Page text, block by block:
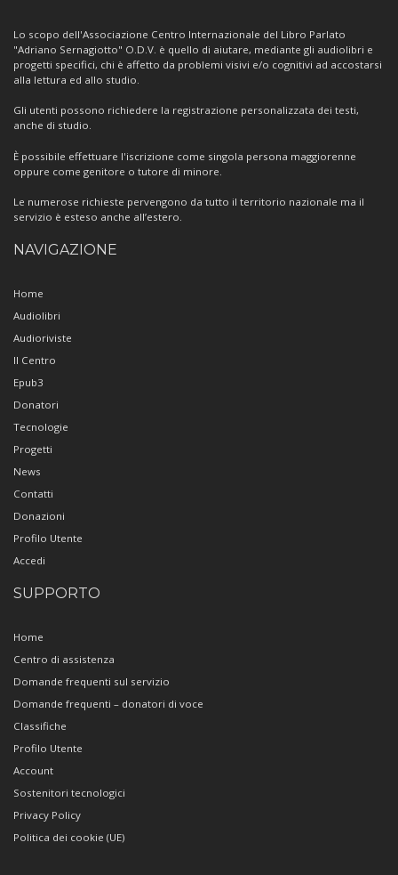
Centro
Lo scopo dell'Associazione Centro Internazionale del Libro Parlato
"Adriano Sernagiotto" O.D.V. è quello di aiutare, mediante gli audiolibri e
progetti specifici, chi è affetto da problemi visivi e/o cognitivi ad accostarsi
alla lettura ed allo studio.
Gli utenti possono richiedere la registrazione personalizzata dei testi,
anche di studio.
È possibile effettuare l'iscrizione come singola persona maggiorenne
oppure come genitore o tutore di minore.
Le numerose richieste pervengono da tutto il territorio nazionale ma il
servizio è esteso anche all’estero.
NAVIGAZIONE
Home
Audiolibri
Audioriviste
Il Centro
Epub3
Donatori
Tecnologie
Progetti
News
Contatti
Donazioni
Profilo Utente
Accedi
SUPPORTO
Home
Centro di assistenza
Domande frequenti sul servizio
Domande frequenti – donatori di voce
Classifiche
Profilo Utente
Account
Sostenitori tecnologici
Privacy Policy
Politica dei cookie (UE)